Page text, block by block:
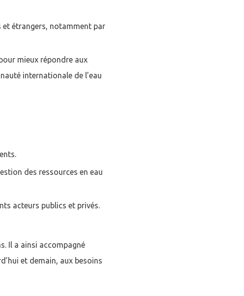
et étrangers, notamment par
mieux répondre aux
internationale de l’eau
des ressources en eau
acteurs publics et privés.
Il a ainsi accompagné
et demain, aux besoins